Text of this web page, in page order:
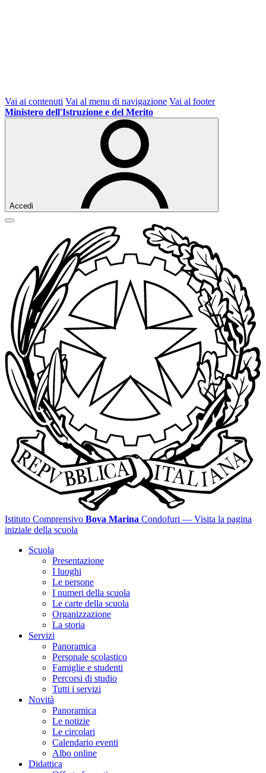
Vai ai contenuti Vai al menu di navigazione Vai al footer
Ministero dell'Istruzione e del Merito
Accedi
Istituto Comprensivo Bova Marina Condofuri — Visita la pagina
iniziale della scuola
Scuola
Presentazione
I luoghi
Le persone
I numeri della scuola
Le carte della scuola
Organizzazione
La storia
Servizi
Panoramica
Personale scolastico
Famiglie e studenti
Percorsi di studio
Tutti i servizi
Novità
Panoramica
Le notizie
Le circolari
Calendario eventi
Albo online
Didattica